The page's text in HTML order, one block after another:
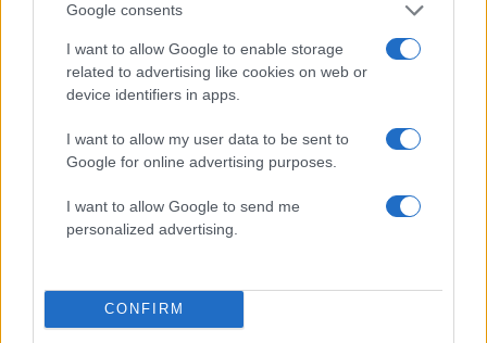
Google consents
I want to allow Google to enable storage
related to advertising like cookies on web or
device identifiers in apps.
I want to allow my user data to be sent to
Google for online advertising purposes.
I want to allow Google to send me
personalized advertising.
CONFIRM
Μία γυναίκα σώζει γάτα από τη μανία της φωτιάς - Thanassis
Stavrakis / AP
Σε απόγνωση πολλοί κάτοικοι στέκονταν
έβλεπαν να γίνονται στάχτη.